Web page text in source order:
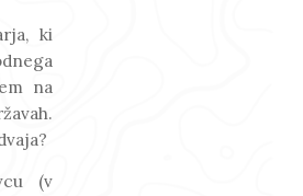
ki
na
(v